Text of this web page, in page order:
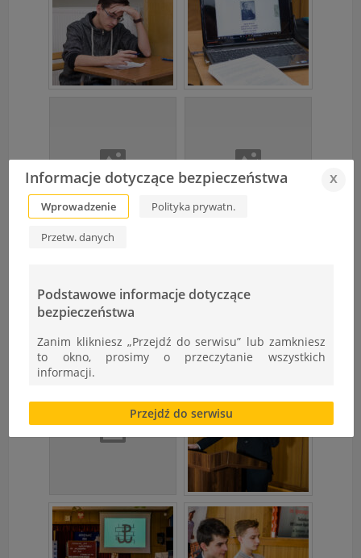
Informacje dotyczące bezpieczeństwa x
Wprowadzenie Polityka prywatn.
Przetw. danych
Podstawowe informacje dotyczące
bezpieczeństwa
Zanim klikniesz „Przejdź do serwisu” lub zamkniesz
to okno, prosimy o przeczytanie wszystkich
informacji.
Brak zgody bądź ograniczenie funkcjonalności plików
cookies lub local storage, może utrudnić lub
uniemożliwić korzystanie z Serwisu.
Informacje dotyczące polityki prywatności oraz
przetwarzania danych osobowych dostępne są cały
"Nasza szkoła" > "Bezpieczeństwo"
Przejdź do serwisu